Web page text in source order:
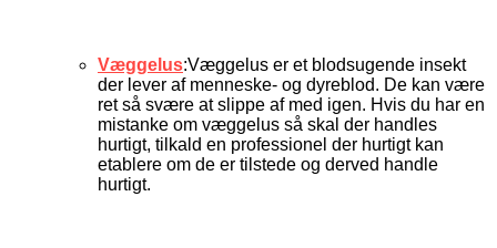
Væggelus:Væggelus er et blodsugende insekt
der lever af menneske- og dyreblod. De kan være
ret så svære at slippe af med igen. Hvis du har en
mistanke om væggelus så skal der handles
hurtigt, tilkald en professionel der hurtigt kan
etablere om de er tilstede og derved handle
hurtigt.